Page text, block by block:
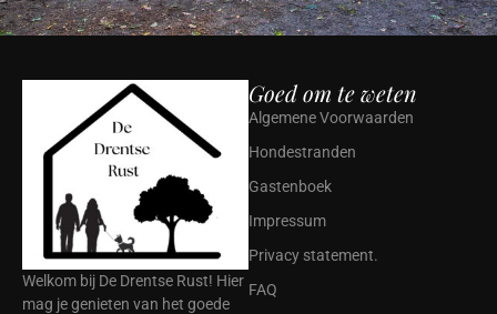
Welkom bij De Drentse Rust! Hier
mag je genieten van het goede
Goed om te weten
Algemene Voorwaarden
Hondestranden
Gastenboek
Impressum
Privacy statement.
FAQ